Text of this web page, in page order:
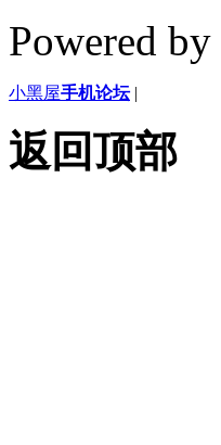
Powered by
小黑屋手机论坛 |
返回顶部